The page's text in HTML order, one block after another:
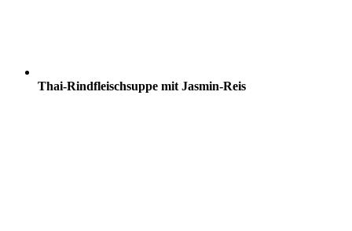
Thai-Rindfleischsuppe mit Jasmin-Reis